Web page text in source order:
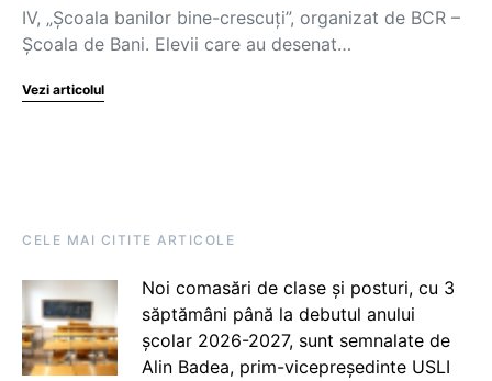
IV, „Școala banilor bine-crescuți”, organizat de BCR –
Școala de Bani. Elevii care au desenat…
Vezi articolul
CELE MAI CITITE ARTICOLE
Noi comasări de clase și posturi, cu 3
săptămâni până la debutul anului
școlar 2026-2027, sunt semnalate de
Alin Badea, prim-vicepreședinte USLI